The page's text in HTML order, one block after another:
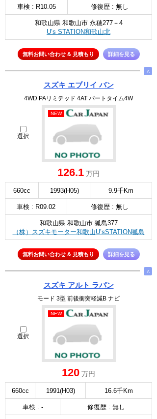
車検 : R10.05 修復歴 : 無し
和歌山県 和歌山市 永穂277－4
U’s STATION和歌山北
無料お問い合わせ & 見積もり 詳細を見る
∧
スズキ エブリイ バン
4WD PAリミテッド 4AT パートタイム4W
選択
NEW
126.1 万円
660cc 1993(H05) 9.9千Km
車検 : R09.02 修復歴 : 無し
和歌山県 和歌山市 狐島377
（株）スズキモーター和歌山U’sSTATION狐島
無料お問い合わせ & 見積もり 詳細を見る
∧
スズキ アルト ラパン
モード 3型 前後衝突軽減B ナビ
選択
NEW
120 万円
660cc 1991(H03) 16.6千Km
車検 : - 修復歴 : 無し